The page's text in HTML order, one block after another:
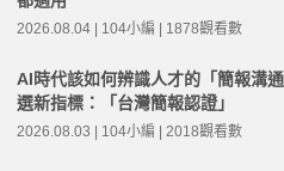
2026.08.04 | 104小編 | 1878觀看數
AI時代該如何辨識人才的「簡報溝
選新指標：「台灣簡報認證」
2026.08.03 | 104小編 | 2018觀看數